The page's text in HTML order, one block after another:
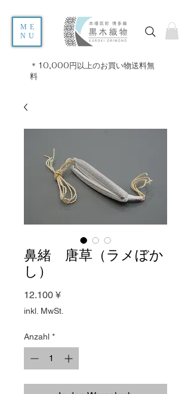
ME
NU
＊10,000円以上のお買い物送料無
料
鼻緒 唐草（ラメぼか
し）
12.100 ¥Preis
inkl. MwSt.
Anzahl *